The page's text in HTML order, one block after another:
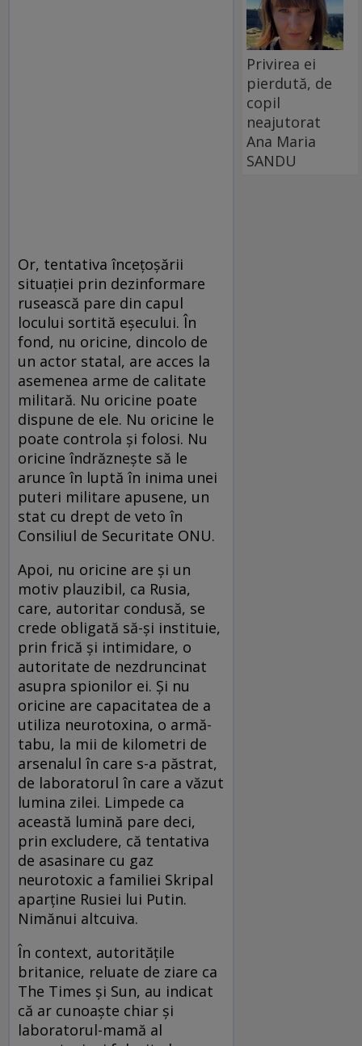
Or, tentativa înceţoşării
situaţiei prin dezinformare
rusească pare din capul
locului sortită eşecului. În
fond, nu oricine, dincolo de
un actor statal, are acces la
asemenea arme de calitate
militară. Nu oricine poate
dispune de ele. Nu oricine le
poate controla şi folosi. Nu
oricine îndrăzneşte să le
arunce în luptă în inima unei
puteri militare apusene, un
stat cu drept de veto în
Consiliul de Securitate ONU.
Apoi, nu oricine are şi un
motiv plauzibil, ca Rusia,
care, autoritar condusă, se
crede obligată să-şi instituie,
prin frică şi intimidare, o
autoritate de nezdruncinat
asupra spionilor ei. Şi nu
oricine are capacitatea de a
utiliza neurotoxina, o armă-
tabu, la mii de kilometri de
arsenalul în care s-a păstrat,
de laboratorul în care a văzut
lumina zilei. Limpede ca
această lumină pare deci,
prin excludere, că tentativa
de asasinare cu gaz
neurotoxic a familiei Skripal
aparţine Rusiei lui Putin.
Nimănui altcuiva.
În context, autorităţile
britanice, reluate de ziare ca
The Times şi Sun, au indicat
că ar cunoaşte chiar şi
laboratorul-mamă al
Privirea ei
pierdută, de
copil
neajutorat
Ana Maria
SANDU